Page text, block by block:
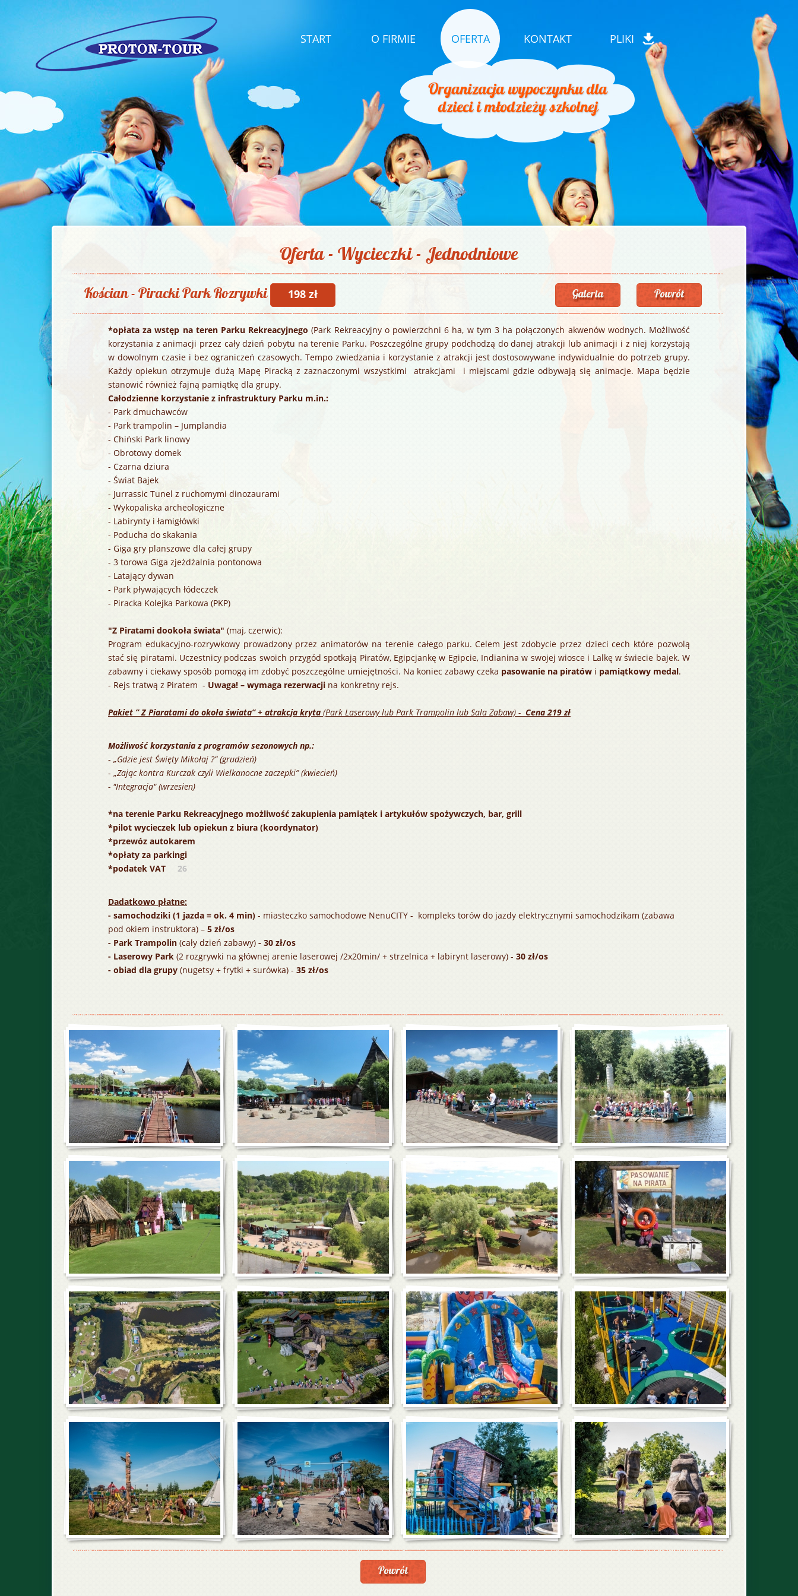
START O FIRMIE OFERTA KONTAKT PLIKI
Organizacja wypoczynku dla
dzieci i młodzieży szkolnej
Oferta - Wycieczki - Jednodniowe
Kościan - Piracki Park Rozrywki 198 zł Galeria Powrót
*opłata zawstęp na teren Parku Rekreacyjnego(Park Rekreacyjny o powierzchni 6 ha, w tym 3 ha połączonych akwenów wodnych. Możliwość
korzystania z animacji przez cały dzień pobytu na terenie Parku. Poszczególne grupy podchodzą do danej atrakcji lub animacji i z niej korzystają
w dowolnym czasie i bez ograniczeń czasowych. Tempo zwiedzania i korzystanie z atrakcji jest dostosowywane indywidualnie do potrzeb grupy.
Każdy opiekun otrzymuje dużą Mapę Piracką z zaznaczonymi wszystkimi atrakcjami i miejscami gdzie odbywają się animacje. Mapa będzie
stanowić również fajną pamiątkę dla grupy.
Całodzienne korzystanie z infrastruktury Parku m.in.:
- Park dmuchawców
- Park trampolin – Jumplandia
- Chiński Park linowy
- Obrotowy domek
- Czarna dziura
- Świat Bajek
- Jurrassic Tunel z ruchomymi dinozaurami
- Wykopaliska archeologiczne
- Labirynty i łamigłówki
- Poducha do skakania
- Giga gry planszowe dla całej grupy
- 3 torowa Giga zjeżdżalnia pontonowa
- Latający dywan
- Park pływających łódeczek
- Piracka Kolejka Parkowa (PKP)
"Z Piratami dookoła świata" (maj, czerwic):
Program edukacyjno-rozrywkowy prowadzony przez animatorów na terenie całego parku. Celem jest zdobycie przez dzieci cech które pozwolą
stać się piratami. Uczestnicy podczas swoich przygód spotkają Piratów, Egipcjankę w Egipcie, Indianina w swojej wiosce i Lalkę w świecie bajek. W
zabawny i ciekawy sposób pomogą im zdobyć poszczególne umiejętności. Na koniec zabawy czeka pasowanie na piratów i pamiątkowy medal.
- Rejs tratwą z Piratem - Uwaga! – wymaga rezerwacji na konkretny rejs.
Pakiet ” Z Piaratami do okoła świata” + atrakcja kryta (Park Laserowy lub Park Trampolin lub Sala Zabaw) - Cena 219 zł
Możliwość korzystania z programów sezonowych np.:
- „Gdzie jest Święty Mikołaj ?” (grudzień)
- „Zając kontra Kurczak czyli Wielkanocne zaczepki” (kwiecień)
- "Integracja" (wrzesien)
*na terenie Parku Rekreacyjnego możliwość zakupienia pamiątek i artykułów spożywczych, bar, grill
*pilot wycieczek lub opiekun z biura (koordynator)
*przewóz autokarem
*opłaty za parkingi
*podatek VAT 26
Dadatkowo płatne:
- samochodziki (1 jazda = ok. 4 min) - miasteczko samochodowe NenuCITY - kompleks torów do jazdy elektrycznymi samochodzikam (zabawa
pod okiem instruktora) – 5 zł/os
- Park Trampolin (cały dzień zabawy) - 30 zł/os
- Laserowy Park (2 rozgrywki na głównej arenie laserowej /2x20min/ + strzelnica + labirynt laserowy) - 30 zł/os
- obiad dla grupy (nugetsy + frytki + surówka) - 35 zł/os
Powrót